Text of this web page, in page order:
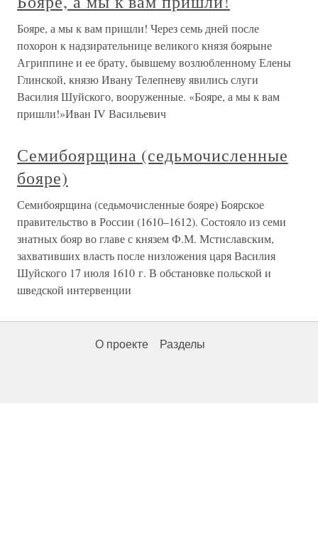
Бояре, а мы к вам пришли! Через семь дней после
похорон к надзирательнице великого князя боярыне
Агриппине и ее брату, бывшему возлюбленному Елены
Глинской, князю Ивану Телепневу явились слуги
Василия Шуйского, вооруженные. «Бояре, а мы к вам
пришли!»Иван IV Васильевич
Семибоярщина (седьмочисленные
бояре)
Семибоярщина (седьмочисленные бояре) Боярское
правительство в России (1610–1612). Состояло из семи
знатных бояр во главе с князем Ф.М. Мстиславским,
захвативших власть после низложения царя Василия
Шуйского 17 июля 1610 г. В обстановке польской и
шведской интервенции
О проекте Разделы